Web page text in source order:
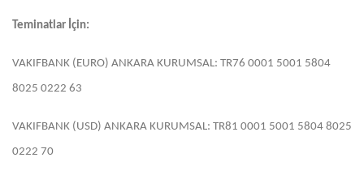
Teminatlar İçin:
VAKIFBANK (EURO) ANKARA KURUMSAL: TR76 0001 5001 5804
8025 0222 63
VAKIFBANK (USD) ANKARA KURUMSAL: TR81 0001 5001 5804 8025
0222 70